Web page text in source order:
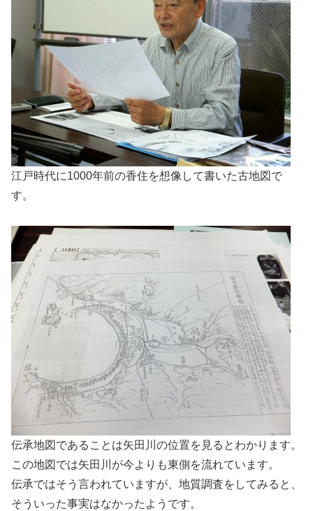
江戸時代に1000年前の香住を想像して書いた古地図で
す。
伝承地図であることは矢田川の位置を見るとわかります。
この地図では矢田川が今よりも東側を流れています。
伝承ではそう言われていますが、地質調査をしてみると、
そういった事実はなかったようです。